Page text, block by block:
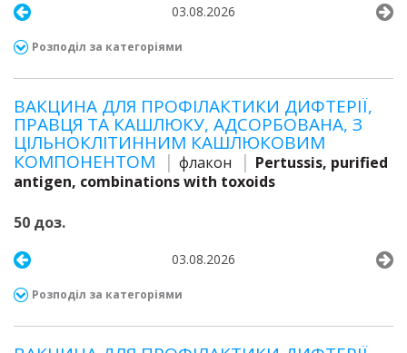
03.08.2026
Розподіл за категоріями
ВАКЦИНА ДЛЯ ПРОФІЛАКТИКИ ДИФТЕРІЇ,
ПРАВЦЯ ТА КАШЛЮКУ, АДСОРБОВАНА, З
ЦІЛЬНОКЛІТИННИМ КАШЛЮКОВИМ
КОМПОНЕНТОМ
флакон
Pertussis, purified
antigen, combinations with toxoids
50 доз.
03.08.2026
Розподіл за категоріями